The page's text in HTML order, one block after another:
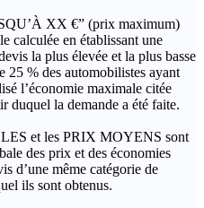
XX €” (prix maximum)
calculée en établissant une
la plus élevée et la plus basse
25 % des automobilistes ayant
l’économie maximale citée
duquel la demande a été faite.
et les PRIX MOYENS sont
des prix et des économies
d’une même catégorie de
ils sont obtenus.